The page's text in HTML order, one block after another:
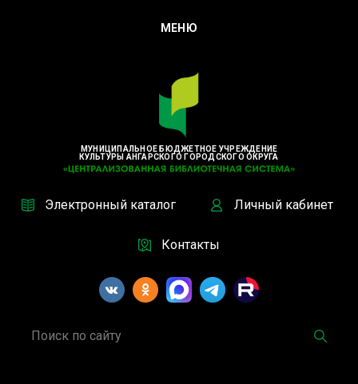
МУНИЦИПАЛЬНОЕ БЮДЖЕТНОЕ УЧРЕЖДЕНИЕ
КУЛЬТУРЫ АНГАРСКОГО ГОРОДСКОГО ОКРУГА
Электронный каталог Личный кабинет
Контакты
МЕНЮ